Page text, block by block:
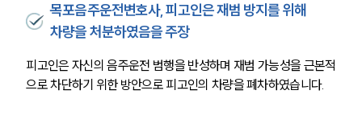
목포음주운전변호사, 피고인은 재범 방지를 위해
차량을 처분하였음을 주장
피고인은 자신의 음주운전 범행을 반성하며 재범 가능성을 근본적
으로 차단하기 위한 방안으로 피고인의 차량을 폐차하였습니다.